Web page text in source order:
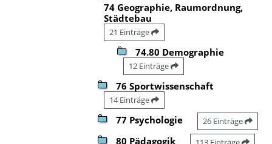
74 Geographie, Raumordnung,
Städtebau
21 Einträge
74.80 Demographie
12 Einträge
76 Sportwissenschaft
14 Einträge
77 Psychologie 26 Einträge
80 Pädagogik